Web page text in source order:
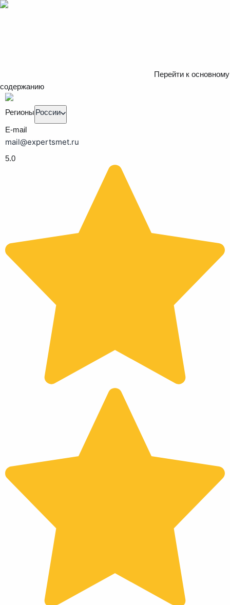
Перейти к основному
содержанию
Регионы России
E-mail
mail@expertsmet.ru
5.0